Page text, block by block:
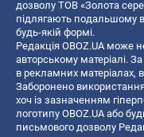
дозволу ТОВ «Золота
підлягають подальшому
будь-якій формі.
Редакція OBOZ.UA може
авторському матеріалі. За
в рекламних матеріалах,
Заборонено
хоч із зазначенням
логотипу OBOZ.UA або
письмового дозволу